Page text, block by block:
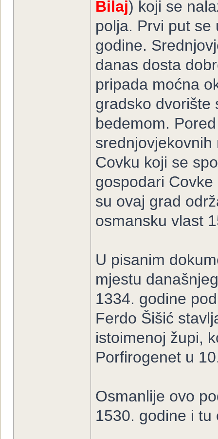
Bilaj) koji se
polja. Prvi put se
godine.
danas dosta
pripada moćna
gradsko dvorište
bedemom.
Covku koji se
gospodari
su ovaj grad
osmansku vlast
U pisanim
mjestu
1334. godine
Ferdo Šišić
istoimenoj župi,
Porfirogenet u
Osmanlije ovo
1530. godine i tu